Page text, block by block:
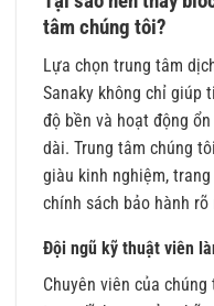
tâm chúng tôi?
Lựa chọn trung tâm
Sanaky không chỉ giúp
độ bền và hoạt động
dài. Trung tâm chúng
giàu kinh nghiệm,
chính sách bảo hành rõ
Đội ngũ kỹ thuật viên
Chuyên viên của